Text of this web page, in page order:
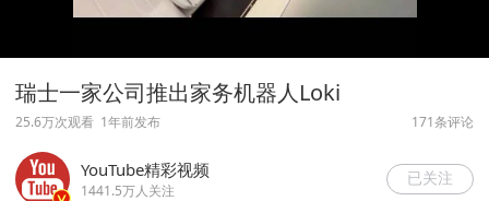
瑞士一家公司推出家务机器人Loki
25.6万次观看 1年前发布 171条评论
YouTube精彩视频
1441.5万人关注
已关注